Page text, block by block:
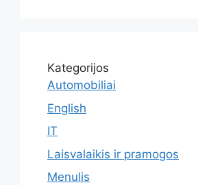
Kategorijos
Automobiliai
English
IT
Laisvalaikis ir pramogos
Menulis